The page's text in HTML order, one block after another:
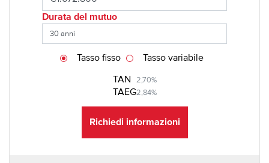
Durata del mutuo
TAN 2,70%
TAEG2,84%
Tasso fisso Tasso variabile
Richiedi informazioni